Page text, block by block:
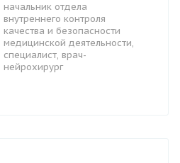
начальник отдела
внутреннего контроля
качества и безопасности
медицинской деятельности,
специалист, врач-
нейрохирург